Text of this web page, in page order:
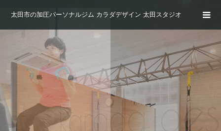
太田市の加圧パーソナルジム カラダデザイン 太田スタジオ